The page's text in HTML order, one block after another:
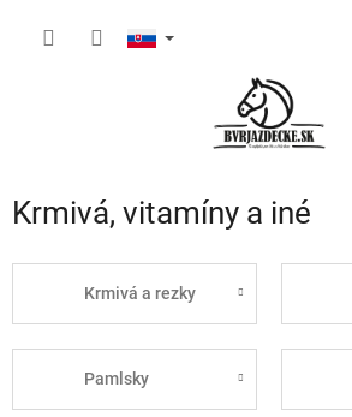
Krmivá, vitamíny a iné
Krmivá a rezky
Pamlsky